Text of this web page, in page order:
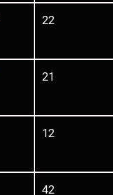
22
21
12
42